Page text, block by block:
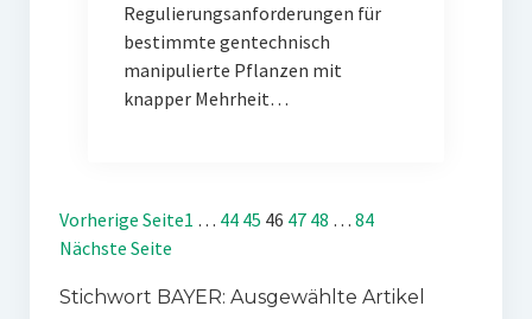
Regulierungsanforderungen für
bestimmte gentechnisch
manipulierte Pflanzen mit
knapper Mehrheit…
Vorherige Seite1 … 44 45 46 47 48 … 84
Nächste Seite
Stichwort BAYER: Ausgewählte Artikel